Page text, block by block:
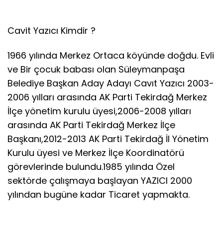
Cavit Yazıcı Kimdir ?
1966 yılında Merkez Ortaca köyünde doğdu. Evli
ve Bir çocuk babası olan Süleymanpaşa
Belediye Başkan Aday Adayı Cavıt Yazıcı 2003-
2006 yılları arasında AK Parti Tekirdağ Merkez
İlçe yönetim kurulu üyesi,2006-2008 yılları
arasında AK Parti Tekirdağ Merkez İlçe
Başkanı,2012-2013 AK Parti Tekirdağ İl Yönetim
Kurulu üyesi ve Merkez İlçe Koordinatörü
görevlerinde bulundu.1985 yılında Özel
sektörde çalışmaya başlayan YAZICI 2000
yılından bugüne kadar Ticaret yapmakta.